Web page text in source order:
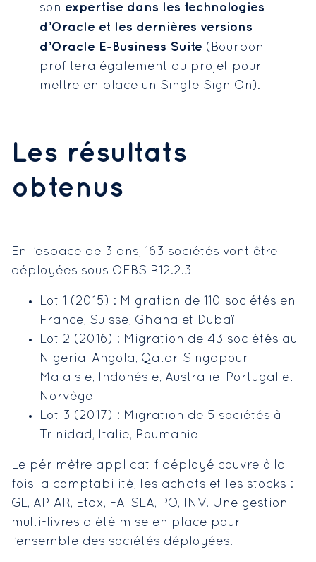
son expertise dans les technologies
d’Oracle et les dernières versions
d’Oracle E-Business Suite (Bourbon
profitera également du projet pour
mettre en place un Single Sign On).
Les résultats
obtenus
En l’espace de 3 ans, 163 sociétés vont être
déployées sous OEBS R12.2.3
Lot 1 (2015) : Migration de 110 sociétés en
France, Suisse, Ghana et Dubaï
Lot 2 (2016) : Migration de 43 sociétés au
Nigeria, Angola, Qatar, Singapour,
Malaisie, Indonésie, Australie, Portugal et
Norvège
Lot 3 (2017) : Migration de 5 sociétés à
Trinidad, Italie, Roumanie
Le périmètre applicatif déployé couvre à la
fois la comptabilité, les achats et les stocks :
GL, AP, AR, Etax, FA, SLA, PO, INV. Une gestion
multi-livres a été mise en place pour
l’ensemble des sociétés déployées.